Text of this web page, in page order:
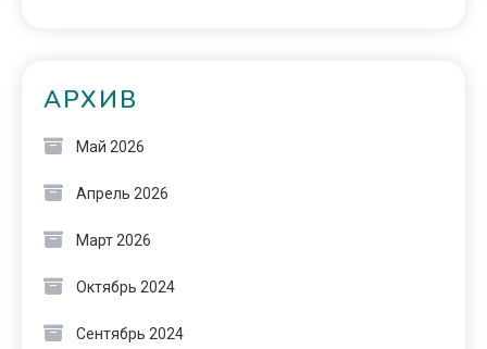
АРХИВ
Май 2026
Апрель 2026
Март 2026
Октябрь 2024
Сентябрь 2024